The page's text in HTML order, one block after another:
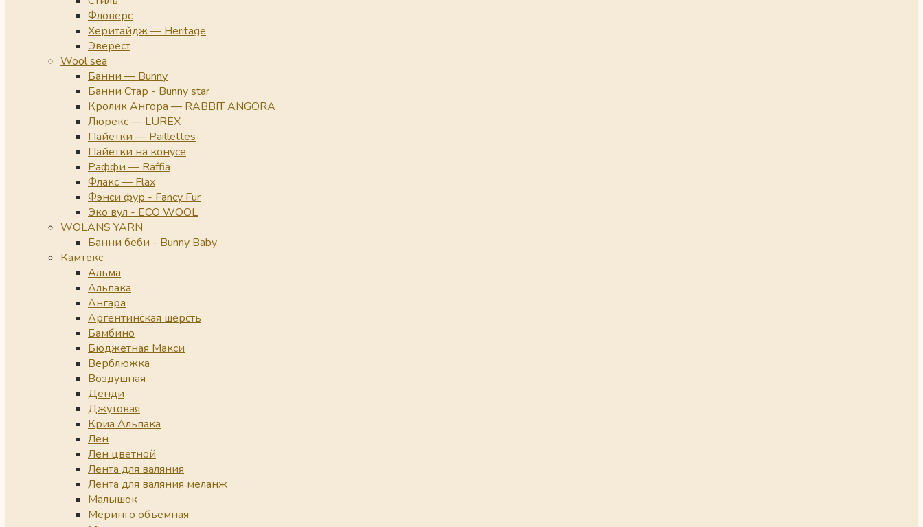
Фловерс
Херитайдж — Heritage
Эверест
Wool sea
Банни — Bunny
Банни Стар - Bunny star
Кролик Ангора — RABBIT ANGORA
Люрекс — LUREX
Пайетки — Paillettes
Пайетки на конусе
Раффи — Raffia
Флакс — Flax
Фэнси фур - Fancy Fur
Эко вул - ECO WOOL
WOLANS YARN
Банни беби - Bunny Baby
Камтекс
Альма
Альпака
Ангара
Аргентинская шерсть
Бамбино
Бюджетная Макси
Верблюжка
Воздушная
Денди
Джутовая
Криа Альпака
Лен
Лен цветной
Лента для валяния
Лента для валяния меланж
Малышок
Меринго объемная